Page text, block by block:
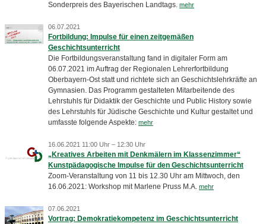
Sonderpreis des Bayerischen Landtags. mehr
06.07.2021
Fortbildung: Impulse für einen zeitgemäßen
Geschichtsunterricht
Die Fortbildungsveranstaltung fand in digitaler Form am
06.07.2021 im Auftrag der Regionalen Lehrerfortbildung
Oberbayern-Ost statt und richtete sich an Geschichtslehrkräfte an
Gymnasien. Das Programm gestalteten Mitarbeitende des
Lehrstuhls für Didaktik der Geschichte und Public History sowie
des Lehrstuhls für Jüdische Geschichte und Kultur gestaltet und
umfasste folgende Aspekte: mehr
16.06.2021 11:00 Uhr – 12:30 Uhr
„Kreatives Arbeiten mit Denkmälern im Klassenzimmer“
Kunstpädagogische Impulse für den Geschichtsunterricht
Zoom-Veranstaltung von 11 bis 12.30 Uhr am Mittwoch, den
16.06.2021: Workshop mit Marlene Pruss M.A. mehr
07.06.2021
Vortrag: Demokratiekompetenz im Geschichtsunterricht